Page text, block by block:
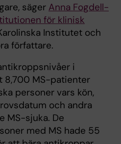
säger Anna Fogdell-
för klinisk
Institutet och
författare.
i
8,700 MS-patienter
personer vars kön,
och andra
MS-sjuka. De
med MS hade 55